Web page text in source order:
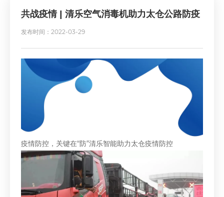
共战疫情 | 清乐空气消毒机助力太仓公路防疫
发布时间：2022-03-29
疫情防控，关键在“防”清乐智能助力太仓疫情防控